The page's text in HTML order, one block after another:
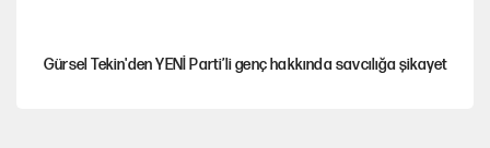
Gürsel Tekin'den YENİ Parti’li genç hakkında savcılığa şikayet